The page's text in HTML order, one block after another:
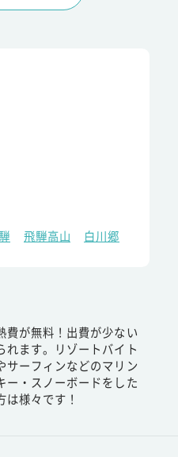
飛騨高山 白川郷
費が無料！出費が少ない
れます。リゾートバイト
サーフィンなどのマリン
ー・スノーボードをした
様々です！